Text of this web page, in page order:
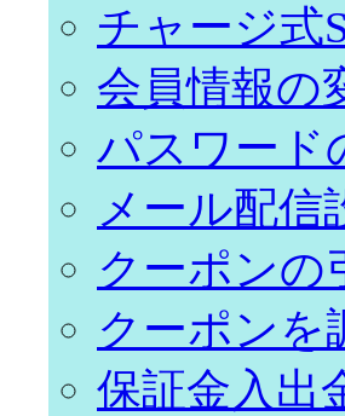
チャージ式
会員情報の
パスワード
メール配信
クーポンの
クーポンを
保証金入出